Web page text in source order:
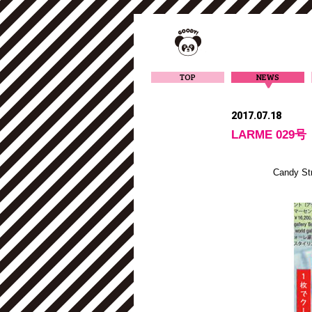
TOP NEWS
2017.07.18
LARME 029号
Candy